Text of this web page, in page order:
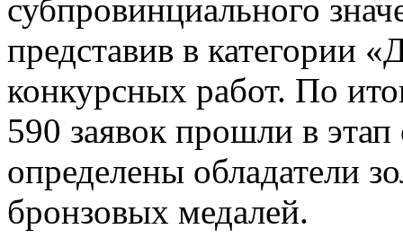
субпровинциального
представив в категории
конкурсных работ. По
590 заявок прошли в
определены обладатели
бронзовых медалей.